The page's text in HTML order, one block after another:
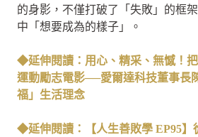
的身影，不僅打破了「失敗」的框
中「想要成為的樣子」。
◆延伸閱讀：用心、精采、無憾！
運動勵志電影──愛爾達科技董事長
福」生活理念
◆延伸閱讀：【人生善敗學 EP95】